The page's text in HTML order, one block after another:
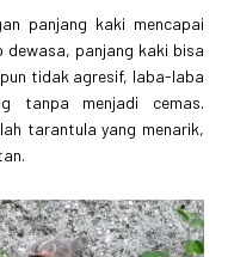
panjang kaki mencapai
panjang kaki bisa
tidak agresif, laba-laba
tanpa menjadi cemas.
tarantula yang menarik,